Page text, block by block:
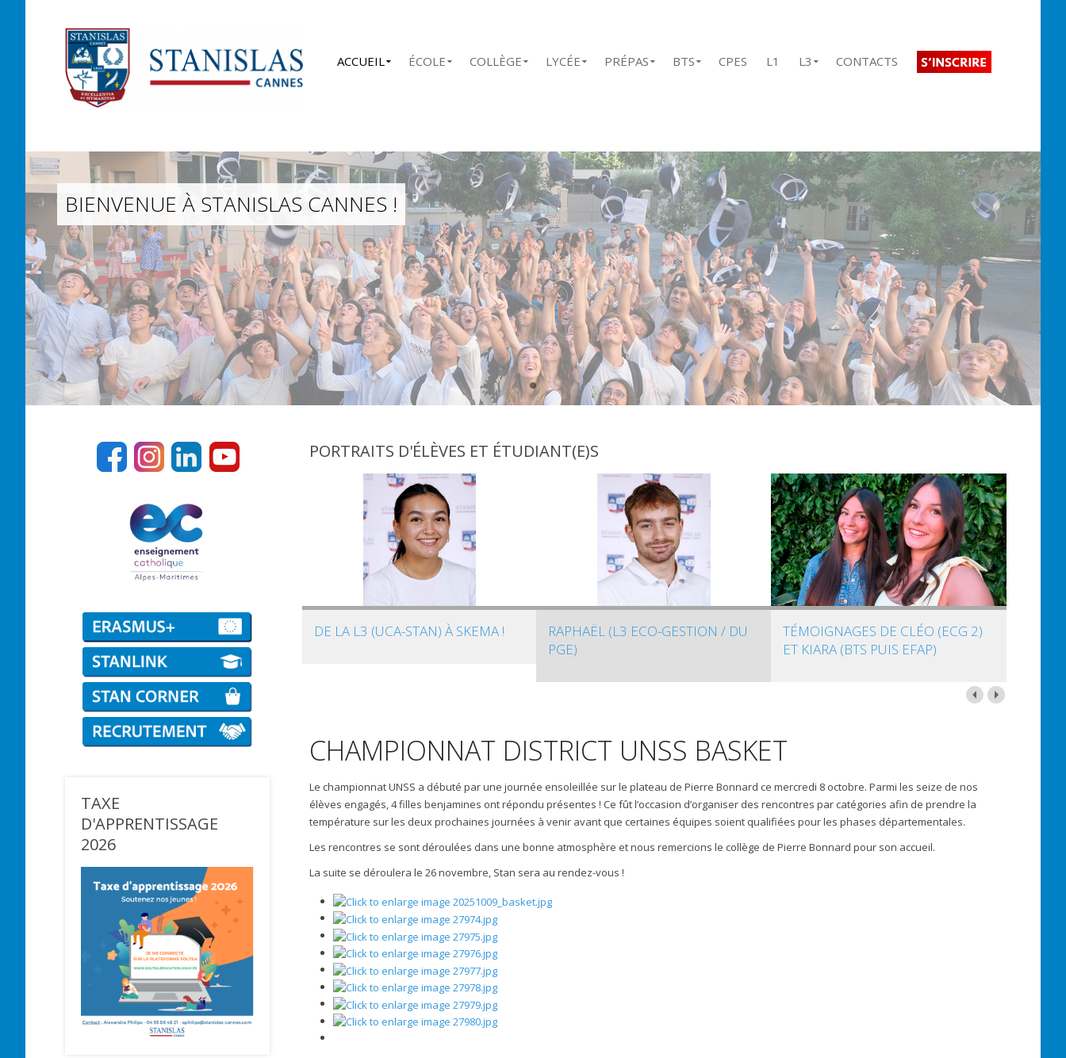
ACCUEIL ÉCOLE COLLÈGE LYCÉE PRÉPAS BTS CPES L1 L3 CONTACTS
BIENVENUE À STANISLAS CANNES !
PORTRAITS D'ÉLÈVES ET ÉTUDIANT(E)S
DE LA L3 (UCA-STAN) À SKEMA !
RAPHAËL (L3 ECO-GESTION / DU
PGE)
TÉMOIGNAGES DE CLÉO (ECG 2)
ET KIARA (BTS PUIS EFAP)
CHAMPIONNAT DISTRICT UNSS BASKET
Le championnat UNSS a débuté par une journée ensoleillée sur le plateau de Pierre Bonnard ce mercredi 8 octobre. Parmi les seize de nos
élèves engagés, 4 filles benjamines ont répondu présentes ! Ce fût l’occasion d’organiser des rencontres par catégories afin de prendre la
température sur les deux prochaines journées à venir avant que certaines équipes soient qualifiées pour les phases départementales.
Les rencontres se sont déroulées dans une bonne atmosphère et nous remercions le collège de Pierre Bonnard pour son accueil.
La suite se déroulera le 26 novembre, Stan sera au rendez-vous !
TAXE
D'APPRENTISSAGE
2026